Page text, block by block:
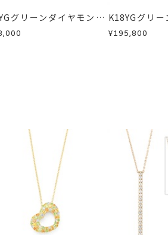
※連休等の都合上、通常よりお時間が
グリーンダイヤモンド/
サファイア/ダイヤモン
K18YGグリー
カラーサファ
¥195,800